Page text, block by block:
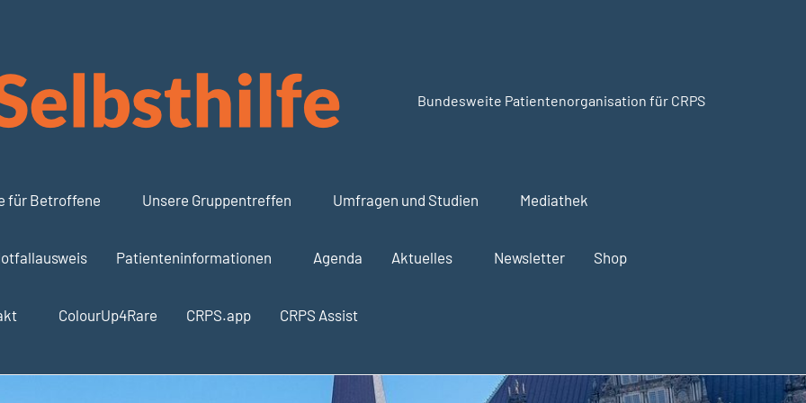
SudeckSelbsthilfe.org
Bundesweite Patientenorganisation für CRPS
für Betroffene Unsere Gruppentreffen Umfragen und Studien Mediathek
Patienteninformationen Agenda Aktuelles Newsletter Shop
ColourUp4Rare CRPS.app CRPS Assist